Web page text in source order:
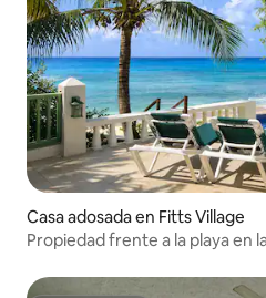
Casa adosada en Fitts Village
Propiedad frente a la playa en